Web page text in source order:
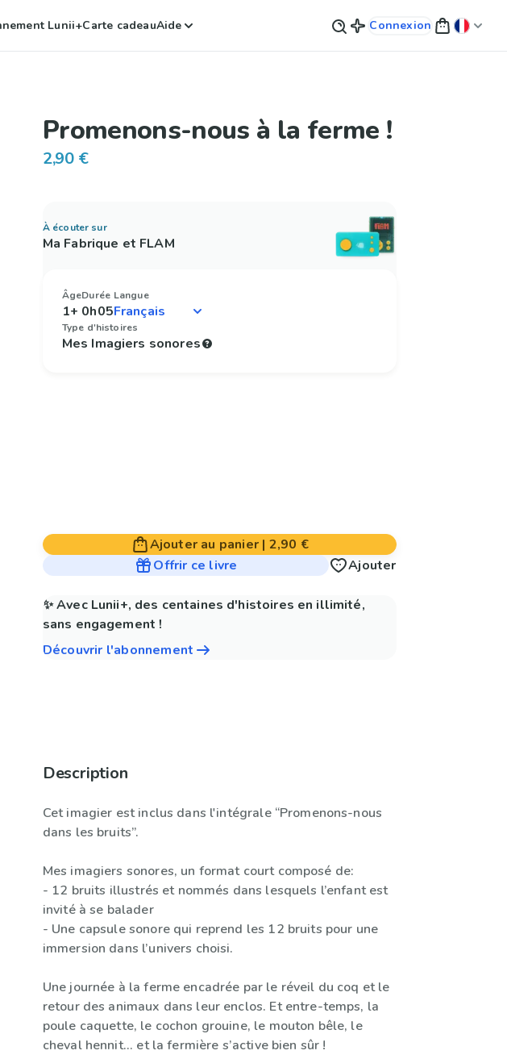
Lunii+Carte cadeauAide Connexion
Promenons-nous à la ferme !
2,90 €
À écouter sur
Ma Fabrique et FLAM
Âge
1+
Durée
0h05
Langue
Type d'histoires
Mes Imagiers sonores
Ajouter au panier| 2,90 €
Offrir ce livre
Ajouter
✨ Avec Lunii+, des centaines d'histoires en illimité,
sans engagement !
Découvrir l'abonnement
Description
Cet imagier est inclus dans l'intégrale “Promenons-nous
dans les bruits”.
Mes imagiers sonores, un format court composé de:
- 12 bruits illustrés et nommés dans lesquels l’enfant est
invité à se balader
- Une capsule sonore qui reprend les 12 bruits pour une
immersion dans l’univers choisi.
Une journée à la ferme encadrée par le réveil du coq et le
retour des animaux dans leur enclos. Et entre-temps, la
poule caquette, le cochon grouine, le mouton bêle, le
cheval hennit... et la fermière s’active bien sûr !